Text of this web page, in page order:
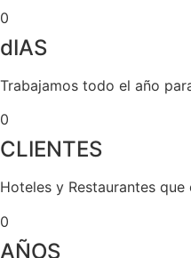
0
dIAS
Trabajamos todo el año
0
CLIENTES
Hoteles y Restaurantes
0
AÑOS